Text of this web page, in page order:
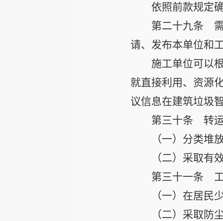
依照前款规定
第二十九条 需
请、发布本单位和
施工单位可以
就直接利用、资源
议信息在建筑垃圾
第三十条 转运
（一）分类堆
（二）采取有
第三十一条 工
（一）在居民
（二）采取防